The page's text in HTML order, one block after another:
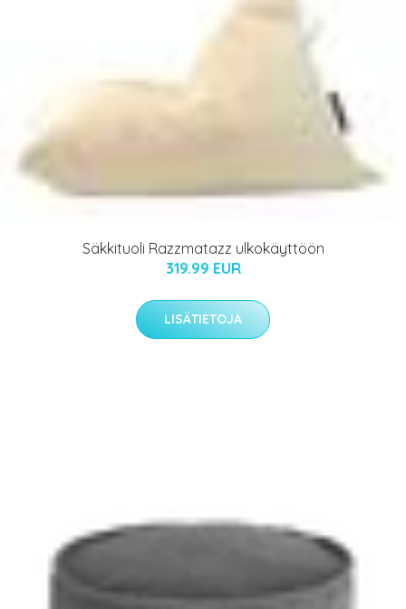
Säkkituoli Razzmatazz ulkokäyttöön
319.99 EUR
LISÄTIETOJA